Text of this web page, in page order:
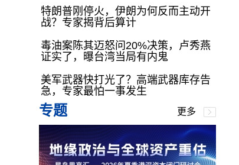
特朗普刚停火，伊朗为何反而主动开
战？专家揭背后算计
毒油案陈其迈怒问20%决策，卢秀燕
证实了，曝台湾当局有内鬼
美军武器快打光了？高端武器库存告
急，专家最怕一事发生
专题 更多